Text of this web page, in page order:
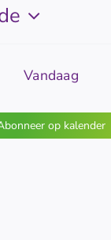
Vandaag
op kalender